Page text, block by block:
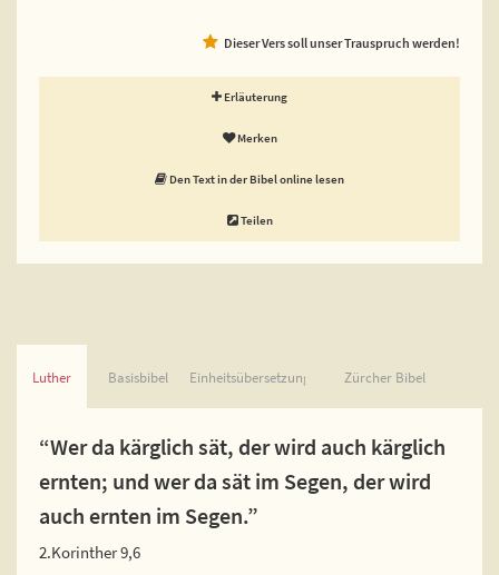
Dieser Vers soll unser Trauspruch werden!
Erläuterung
Merken
Den Text in der Bibel online lesen
Teilen
Luther Basisbibel Einheitsübersetzung Zürcher Bibel
“Wer da kärglich sät, der wird auch kärglich
ernten; und wer da sät im Segen, der wird
auch ernten im Segen.”
2.Korinther 9,6